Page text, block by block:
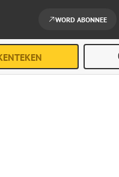
WORD ABONNEE